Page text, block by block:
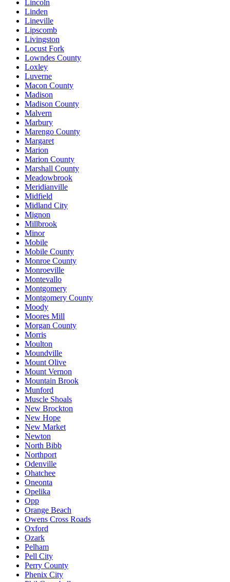
Lincoln
Linden
Lineville
Lipscomb
Livingston
Locust Fork
Lowndes County
Loxley
Luverne
Macon County
Madison
Madison County
Malvern
Marbury
Marengo County
Margaret
Marion
Marion County
Marshall County
Meadowbrook
Meridianville
Midfield
Midland City
Mignon
Millbrook
Minor
Mobile
Mobile County
Monroe County
Monroeville
Montevallo
Montgomery
Montgomery County
Moody
Moores Mill
Morgan County
Morris
Moulton
Moundville
Mount Olive
Mount Vernon
Mountain Brook
Munford
Muscle Shoals
New Brockton
New Hope
New Market
Newton
North Bibb
Northport
Odenville
Ohatchee
Oneonta
Opelika
Opp
Orange Beach
Owens Cross Roads
Oxford
Ozark
Pelham
Pell City
Perry County
Phenix City